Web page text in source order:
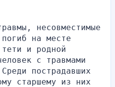
несовместимые
на месте
и родной
с травмами
пострадавших
старшему из них